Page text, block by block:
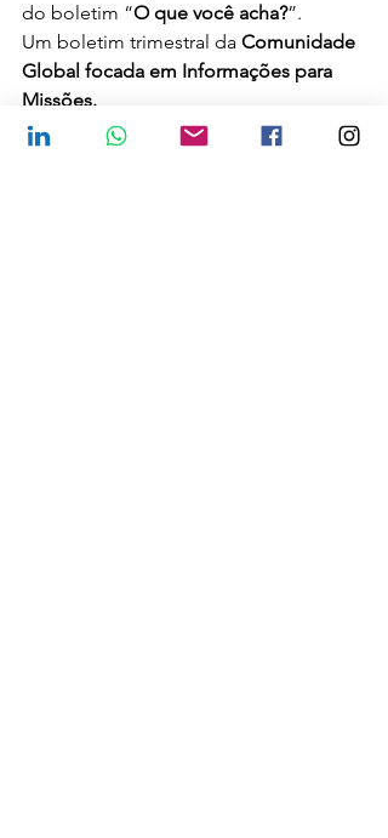
do boletim “O que você acha?”.
Um boletim trimestral da Comunidade
Global focada em Informações para
Missões.